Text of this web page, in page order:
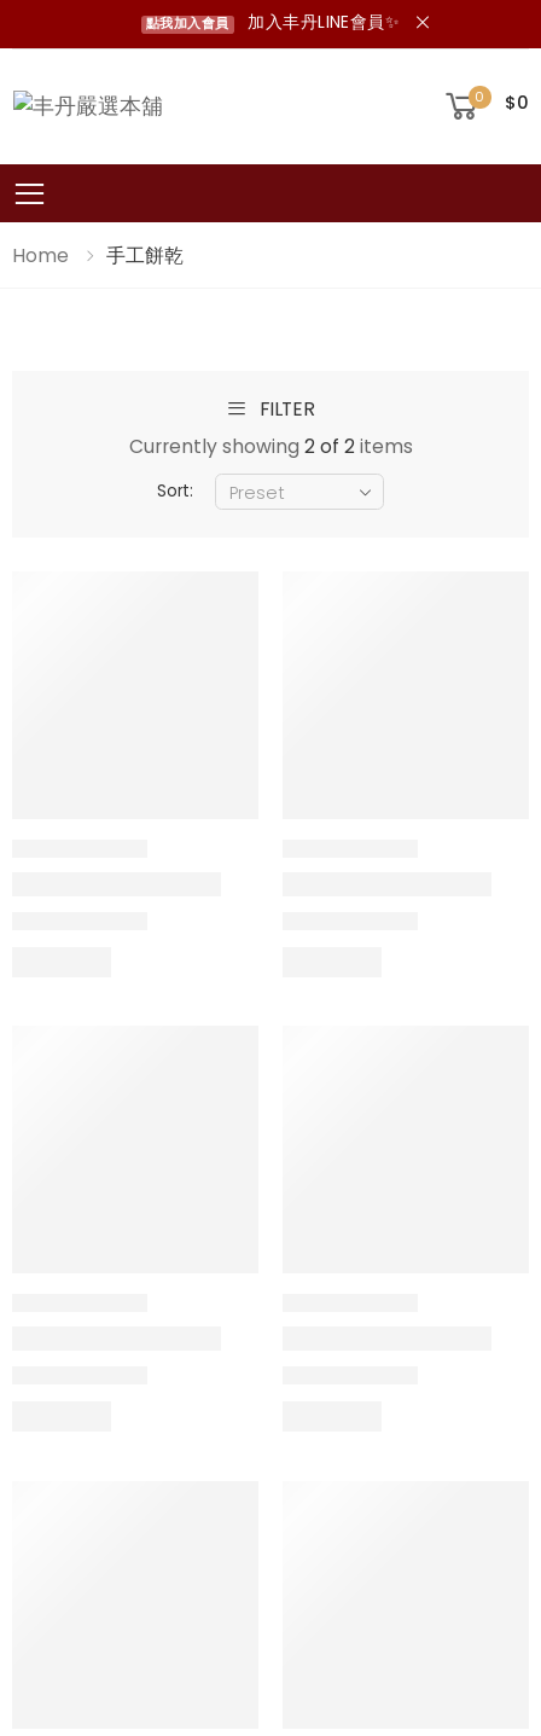
點我加入會員 加入丰丹LINE會員✨
0 $0
Toggle mobile menu
Home 手工餅乾
FILTER
Currently showing 2 of 2items
Sort: